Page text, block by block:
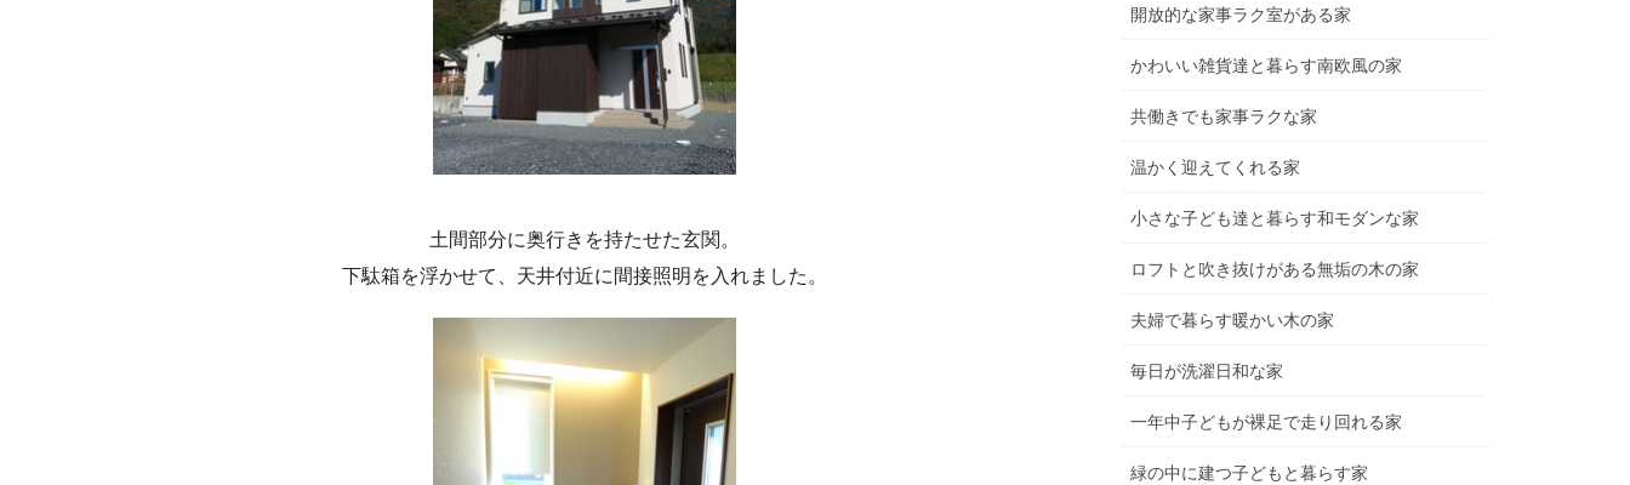
土間部分に奥行きを持たせた玄関。
下駄箱を浮かせて、天井付近に間接照明を入れました。
開放的な家事ラク室がある家
かわいい雑貨達と暮らす南欧風の家
共働きでも家事ラクな家
温かく迎えてくれる家
小さな子ども達と暮らす和モダンな家
ロフトと吹き抜けがある無垢の木の家
夫婦で暮らす暖かい木の家
毎日が洗濯日和な家
一年中子どもが裸足で走り回れる家
緑の中に建つ子どもと暮らす家